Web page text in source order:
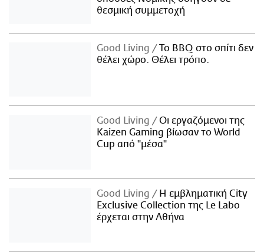
θεσμική συμμετοχή
Good Living
Το BBQ στο σπίτι δεν
θέλει χώρο. Θέλει τρόπο.
Good Living
Οι εργαζόμενοι της
Kaizen Gaming βίωσαν το World
Cup από "μέσα"
Good Living
Η εμβληματική City
Exclusive Collection της Le Labo
έρχεται στην Αθήνα